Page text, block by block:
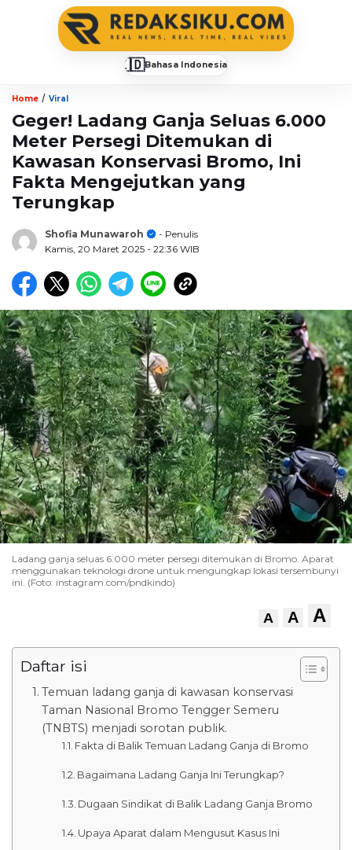
🇮🇩Bahasa Indonesia
Home / Viral
Geger! Ladang Ganja Seluas 6.000
Meter Persegi Ditemukan di
Kawasan Konservasi Bromo, Ini
Fakta Mengejutkan yang
Terungkap
Shofia Munawaroh
- Penulis
Kamis, 20 Maret 2025 - 22:36 WIB
Ladang ganja seluas 6.000 meter persegi ditemukan di Bromo. Aparat
menggunakan teknologi drone untuk mengungkap lokasi tersembunyi
ini. (Foto: instagram.com/pndkindo)
A A A
Daftar isi
Temuan ladang ganja di kawasan konservasi
Taman Nasional Bromo Tengger Semeru
(TNBTS) menjadi sorotan publik.
Fakta di Balik Temuan Ladang Ganja di Bromo
Bagaimana Ladang Ganja Ini Terungkap?
Dugaan Sindikat di Balik Ladang Ganja Bromo
Upaya Aparat dalam Mengusut Kasus Ini